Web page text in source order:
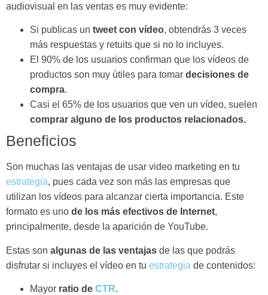
audiovisual en las ventas es muy evidente:
Si publicas un tweet con vídeo, obtendrás 3 veces
más respuestas y retuits que si no lo incluyes.
El 90% de los usuarios confirman que los vídeos de
productos son muy útiles para tomar decisiones de
compra.
Casi el 65% de los usuarios que ven un vídeo, suelen
comprar alguno de los productos relacionados.
Beneficios
Son muchas las ventajas de usar video marketing en tu
estrategia, pues cada vez son más las empresas que
utilizan los vídeos para alcanzar cierta importancia. Este
formato es uno de los más efectivos de Internet,
principalmente, desde la aparición de YouTube.
Estas son algunas de las ventajas de las que podrás
disfrutar si incluyes el vídeo en tu estrategia de contenidos:
Mayor ratio de CTR.